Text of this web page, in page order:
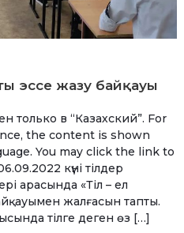
эссе жазу байқауы
только в “Казахский”. For
the content is shown
You may click the link to
күні тілдер
арасында «Тіл – ел
жалғасын тапты.
тілге деген өз […]